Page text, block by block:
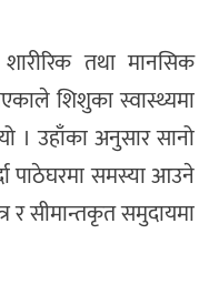
तथा मानसिक
शिशुका स्वास्थ्यमा
उहाँका अनुसार सानो
पाठेघरमा समस्या आउने
र सीमान्तकृत समुदायमा